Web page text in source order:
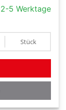
2-5 Werktage
Stück